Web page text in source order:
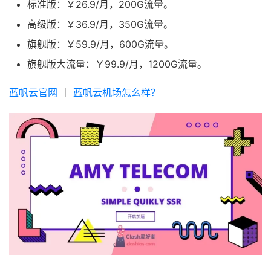
标准版：￥26.9/月，200G流量。
高级版：￥36.9/月，350G流量。
旗舰版：￥59.9/月，600G流量。
旗舰版大流量：￥99.9/月，1200G流量。
蓝帆云官网 蓝帆云机场怎么样？